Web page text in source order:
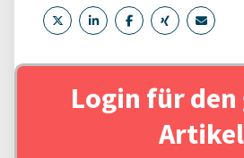
Login für den
Artikel